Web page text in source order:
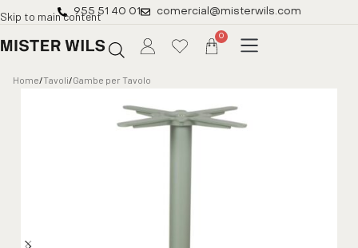
Skip to main content955 51 40 01 comercial@misterwils.com
0
Home/Tavoli/Gambe per Tavolo